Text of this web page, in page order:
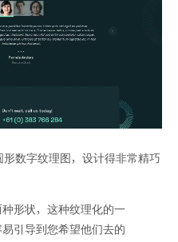
数字纹理图，设计得非常精巧
形状，这种纹理化的一
引导到您希望他们去的